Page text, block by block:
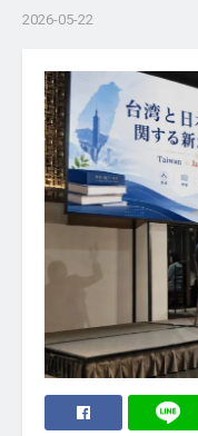
2026-05-22